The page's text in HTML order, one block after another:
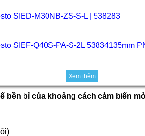
SIED-M30NB-ZS-S-L | 538283
SIEF-Q40S-PA-S-2L 53834135mm
Xem thêm
bền bỉ của khoảng cách cảm biến